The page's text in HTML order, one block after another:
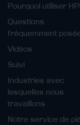
Pourquoi utiliser
Questions
fréquemment
Vidéos
Suivi
Industries avec
lesquelles nous
travaillons
Notre service de